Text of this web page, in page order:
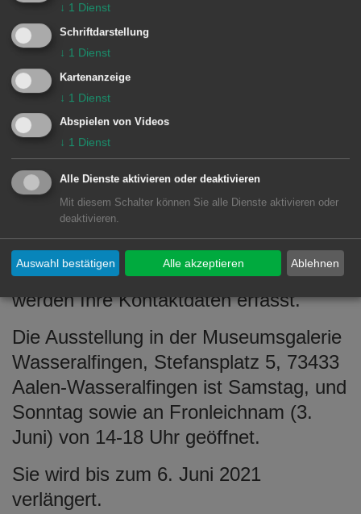
Weitere Informationen
Einlass
erhalten
Sie, wenn
Sie
vollständig geimpft oder genesen sind
oder mit negativem Corona-Test (nicht
älter als 24h, kein Selbsttest). Dies gilt
für alle Personen ab 6 Jahren. Vor Ort
werden Ihre Kontaktdaten erfasst.
Die Ausstellung in der Museumsgalerie
Wasseralfingen, Stefansplatz 5, 73433
Aalen-Wasseralfingen ist Samstag, und
Sonntag sowie an Fronleichnam (3.
Juni) von 14-18 Uhr geöffnet.
Sie wird bis zum 6. Juni 2021
verlängert.
↓ 1 Dienst
Schriftdarstellung
↓ 1 Dienst
Kartenanzeige
↓ 1 Dienst
Abspielen von Videos
↓ 1 Dienst
Alle Dienste aktivieren oder deaktivieren
Mit diesem Schalter können Sie alle Dienste aktivieren oder
deaktivieren.
Ablehnen
Auswahl bestätigen Alle akzeptieren